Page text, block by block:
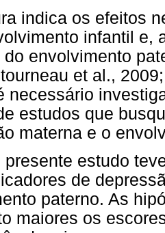
indica os efeitos
infantil e,
do envolvimento
et al.,
necessário
estudos que
materna e o
presente estudo
de
paterno. As
maiores os